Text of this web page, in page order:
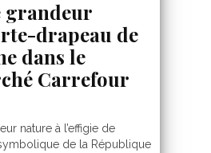
grandeur
drapeau de
dans le
Carrefour
nature à l’effigie de
de la République